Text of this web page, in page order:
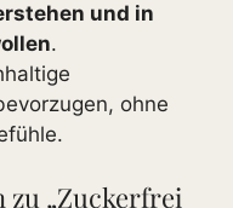
und in
.
ohne
zu „Zuckerfrei